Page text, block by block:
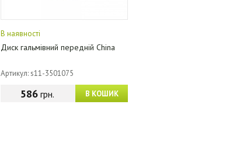
В наявності
Диск гальмівний передній China
Артикул: s11-3501075
В КОШИК
586грн.